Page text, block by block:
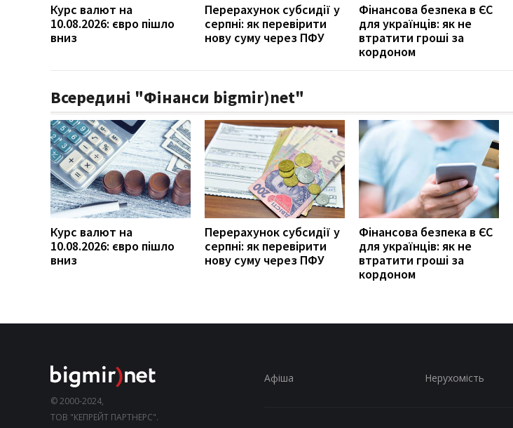
Курс валют на
10.08.2026: євро пішло
вниз
Перерахунок субсидії у
серпні: як перевірити
нову суму через ПФУ
Фінансова безпека в ЄС
для українців: як не
втратити гроші за
кордоном
Всередині "Фінанси bigmir)net"
Курс валют на
10.08.2026: євро пішло
вниз
Перерахунок субсидії у
серпні: як перевірити
нову суму через ПФУ
Фінансова безпека в ЄС
для українців: як не
втратити гроші за
кордоном
© 2000-2024,
ТОВ "КЕПРЕЙТ ПАРТНЕРС".
Афіша Нерухомість